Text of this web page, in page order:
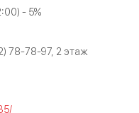
- 5%
78-78-97, 2 этаж